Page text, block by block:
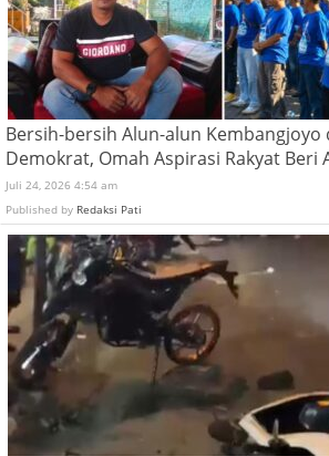
Bersih-bersih Alun-alun Kembangjoyo
Demokrat, Omah Aspirasi Rakyat Beri
Juli 24, 2026 4:54 am
Published by Redaksi Pati